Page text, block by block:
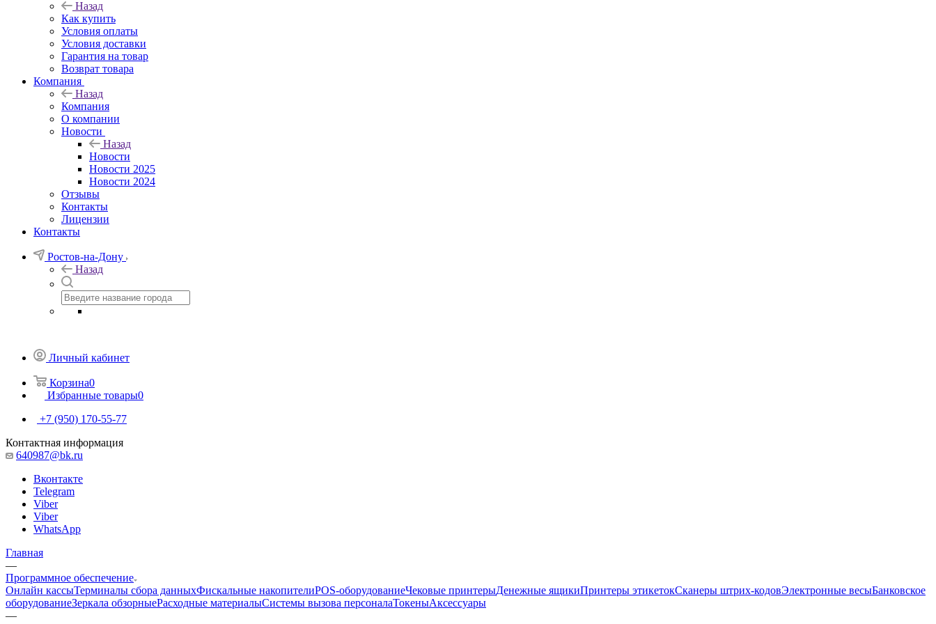
Назад
Как купить
Условия оплаты
Условия доставки
Гарантия на товар
Возврат товара
Компания
Назад
Компания
О компании
Новости
Назад
Новости
Новости 2025
Новости 2024
Отзывы
Контакты
Лицензии
Контакты
Ростов-на-Дону
Назад
Личный кабинет
Корзина0
Избранные товары0
+7 (950) 170-55-77
Контактная информация
640987@bk.ru
Вконтакте
Telegram
Viber
Viber
WhatsApp
Главная
—
Программное обеспечение
Онлайн кассыТерминалы сбора данныхФискальные накопителиPOS-оборудованиеЧековые принтерыДенежные ящикиПринтеры этикетокСканеры штрих-кодовЭлектронные весыБанковское
оборудованиеЗеркала обзорныеРасходные материалыСистемы вызова персоналаТокеныАксессуары
—